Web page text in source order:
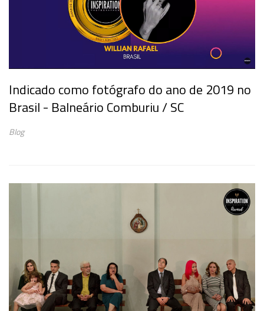
Indicado como fotógrafo do ano de 2019 no
Brasil - Balneário Comburiu / SC
Blog